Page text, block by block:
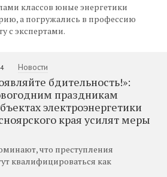
классов юные энергетики
а погружались в профессию
с экспертами.
Новости
бдительность!»:
праздникам
электроэнергетики
края усилят меры
что преступления
квалифицироваться как